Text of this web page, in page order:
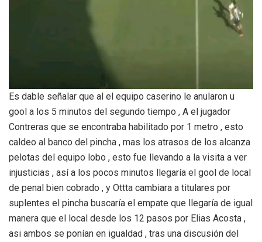
Es dable señalar que al el equipo caserino le anularon u
gool a los 5 minutos del segundo tiempo , A el jugador
Contreras que se encontraba habilitado por 1 metro , esto
caldeo al banco del pincha , mas los atrasos de los alcanza
pelotas del equipo lobo , esto fue llevando a la visita a ver
injusticias , así a los pocos minutos llegaría el gool de local
de penal bien cobrado , y Ottta cambiara a titulares por
suplentes el pincha buscaría el empate que llegaría de igual
manera que el local desde los 12 pasos por Elias Acosta ,
asi ambos se ponían en igualdad , tras una discusión del